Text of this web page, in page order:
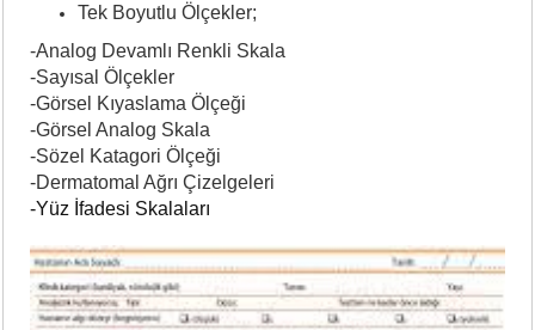
Tek Boyutlu Ölçekler;
-Analog Devamlı Renkli Skala
-Sayısal Ölçekler
-Görsel Kıyaslama Ölçeği
-Görsel Analog Skala
-Sözel Katagori Ölçeği
-Dermatomal Ağrı Çizelgeleri
-Yüz İfadesi Skalaları